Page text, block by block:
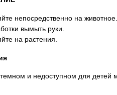
непосредственно на животное.
вымыть руки.
на растения.
и недоступном для детей